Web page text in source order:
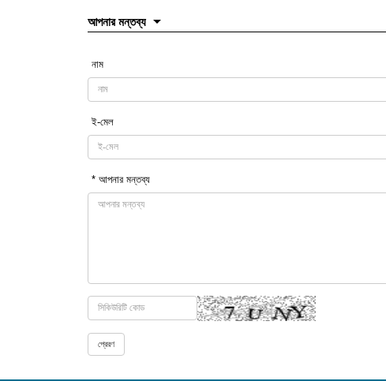
আপনার মন্তব্য
নাম
ই-মেল
* আপনার মন্তব্য